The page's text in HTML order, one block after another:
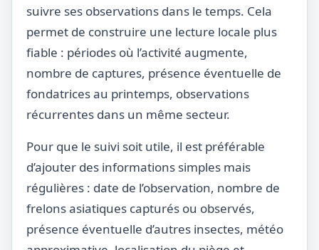
suivre ses observations dans le temps. Cela
permet de construire une lecture locale plus
fiable : périodes où l’activité augmente,
nombre de captures, présence éventuelle de
fondatrices au printemps, observations
récurrentes dans un même secteur.
Pour que le suivi soit utile, il est préférable
d’ajouter des informations simples mais
régulières : date de l’observation, nombre de
frelons asiatiques capturés ou observés,
présence éventuelle d’autres insectes, météo